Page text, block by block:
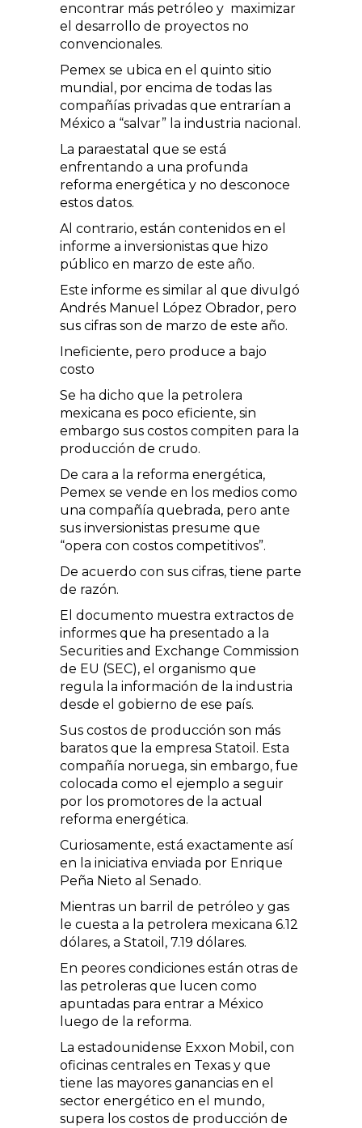
encontrar más petróleo y maximizar
el desarrollo de proyectos no
convencionales.
Pemex se ubica en el quinto sitio
mundial, por encima de todas las
compañías privadas que entrarían a
México a “salvar” la industria nacional.
La paraestatal que se está
enfrentando a una profunda
reforma energética y no desconoce
estos datos.
Al contrario, están contenidos en el
informe a inversionistas que hizo
público en marzo de este año.
Este informe es similar al que divulgó
Andrés Manuel López Obrador, pero
sus cifras son de marzo de este año.
Ineficiente, pero produce a bajo
costo
Se ha dicho que la petrolera
mexicana es poco eficiente, sin
embargo sus costos compiten para la
producción de crudo.
De cara a la reforma energética,
Pemex se vende en los medios como
una compañía quebrada, pero ante
sus inversionistas presume que
“opera con costos competitivos”.
De acuerdo con sus cifras, tiene parte
de razón.
El documento muestra extractos de
informes que ha presentado a la
Securities and Exchange Commission
de EU (SEC), el organismo que
regula la información de la industria
desde el gobierno de ese país.
Sus costos de producción son más
baratos que la empresa Statoil. Esta
compañía noruega, sin embargo, fue
colocada como el ejemplo a seguir
por los promotores de la actual
reforma energética.
Curiosamente, está exactamente así
en la iniciativa enviada por Enrique
Peña Nieto al Senado.
Mientras un barril de petróleo y gas
le cuesta a la petrolera mexicana 6.12
dólares, a Statoil, 7.19 dólares.
En peores condiciones están otras de
las petroleras que lucen como
apuntadas para entrar a México
luego de la reforma.
La estadounidense Exxon Mobil, con
oficinas centrales en Texas y que
tiene las mayores ganancias en el
sector energético en el mundo,
supera los costos de producción de